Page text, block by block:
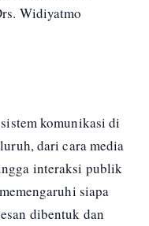
Widiyatmo
komunikasi di
dari cara media
interaksi publik
siapa
dibentuk dan